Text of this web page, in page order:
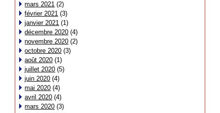
mars 2021 (2)
février 2021 (3)
janvier 2021 (1)
décembre 2020 (4)
novembre 2020 (2)
octobre 2020 (3)
août 2020 (1)
juillet 2020 (5)
juin 2020 (4)
mai 2020 (4)
avril 2020 (4)
mars 2020 (3)